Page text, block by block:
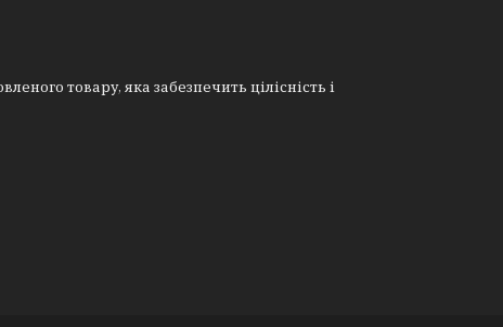
товару, яка забезпечить цілісність і